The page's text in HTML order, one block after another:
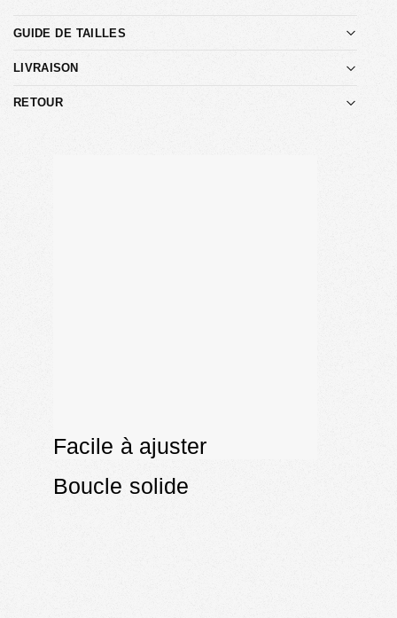
GUIDE DE TAILLES
LIVRAISON
RETOUR
Facile à ajuster
Boucle solide